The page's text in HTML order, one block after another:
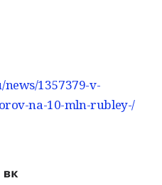
1357379-v-
na-10-mln-rubley-/